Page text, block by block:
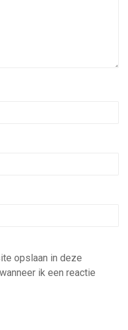
opslaan in deze
ik een reactie